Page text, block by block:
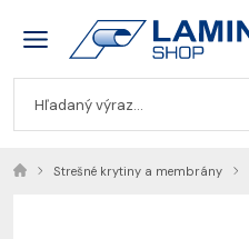
Strešné krytiny a membrány